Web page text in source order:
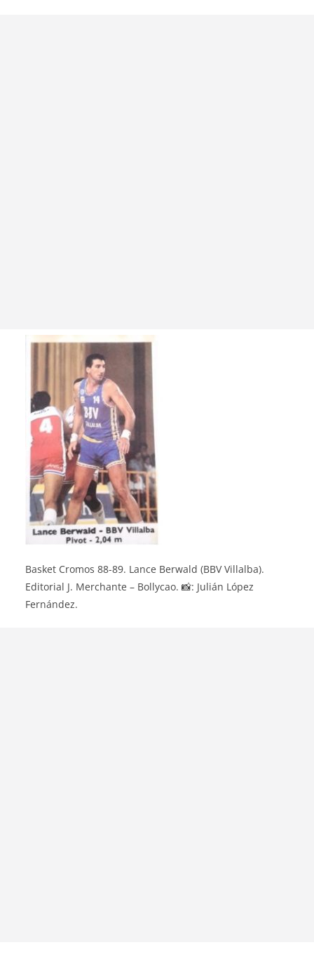
Basket Cromos 88-89. Lance Berwald (BBV Villalba).
Editorial J. Merchante – Bollycao. 📸: Julián López
Fernández.